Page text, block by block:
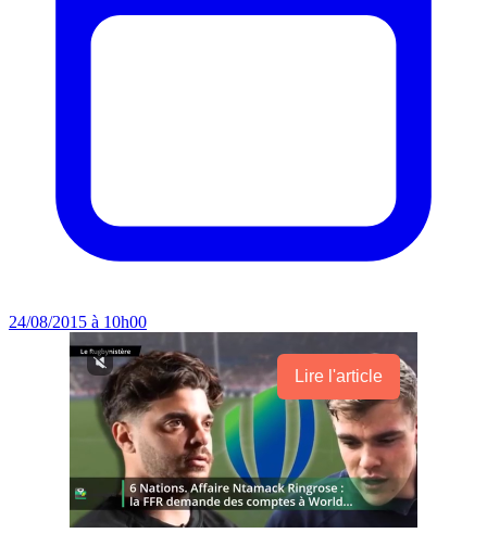
24/08/2015 à 10h00
Lire l'article